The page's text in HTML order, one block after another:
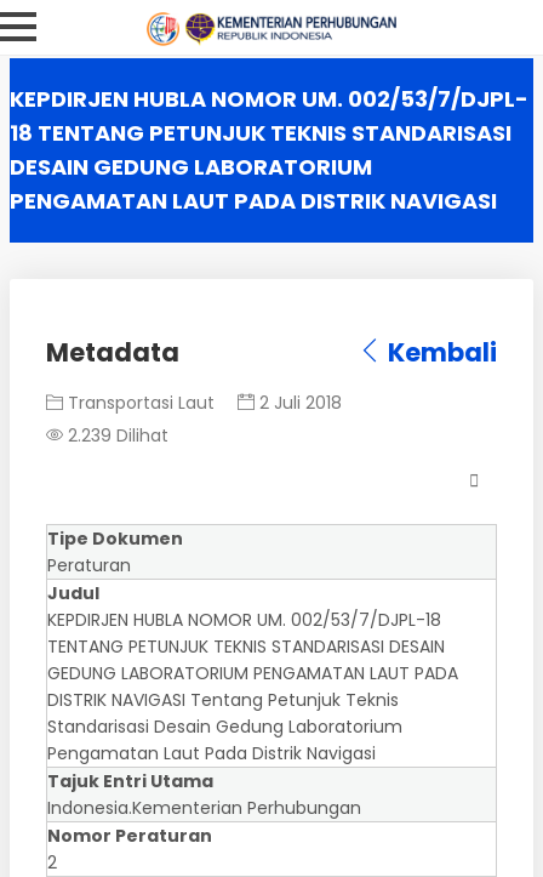
KEPDIRJEN HUBLA NOMOR UM. 002/53/7/DJPL-
18 TENTANG PETUNJUK TEKNIS STANDARISASI
DESAIN GEDUNG LABORATORIUM
PENGAMATAN LAUT PADA DISTRIK NAVIGASI
Metadata Kembali
Transportasi Laut
2 Juli 2018
2.239 Dilihat
Tipe Dokumen
Peraturan
Judul
KEPDIRJEN HUBLA NOMOR UM. 002/53/7/DJPL-18
TENTANG PETUNJUK TEKNIS STANDARISASI DESAIN
GEDUNG LABORATORIUM PENGAMATAN LAUT PADA
DISTRIK NAVIGASI Tentang Petunjuk Teknis
Standarisasi Desain Gedung Laboratorium
Pengamatan Laut Pada Distrik Navigasi
Tajuk Entri Utama
Indonesia.Kementerian Perhubungan
Nomor Peraturan
2